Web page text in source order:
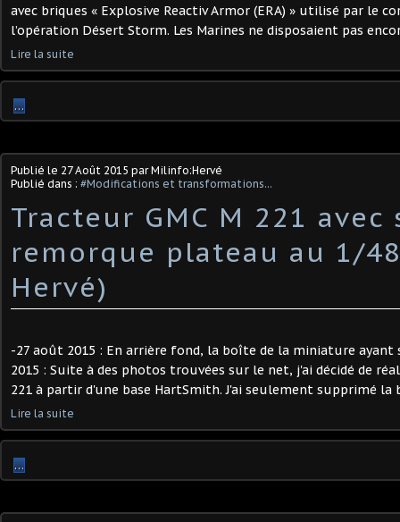
avec briques « Explosive Reactiv Armor (ERA) » utilisé par le
l’opération Désert Storm. Les Marines ne disposaient pas
Lire la suite
…
Publié le 27 Août 2015 par Milinfo:Hervé
Publié dans : #Modifications et transformations...
Tracteur GMC M 221 avec
remorque plateau au 1/
Hervé)
-27 août 2015 : En arrière fond, la boîte de la miniature ayant
2015 : Suite à des photos trouvées sur le net, j'ai décidé de
221 à partir d'une base HartSmith. J'ai seulement supprimé la
Lire la suite
…